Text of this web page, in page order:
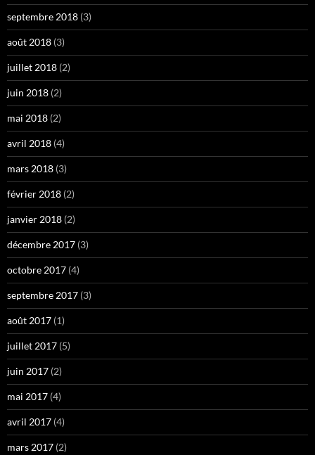
septembre 2018 (3)
août 2018 (3)
juillet 2018 (2)
juin 2018 (2)
mai 2018 (2)
avril 2018 (4)
mars 2018 (3)
février 2018 (2)
janvier 2018 (2)
décembre 2017 (3)
octobre 2017 (4)
septembre 2017 (3)
août 2017 (1)
juillet 2017 (5)
juin 2017 (2)
mai 2017 (4)
avril 2017 (4)
mars 2017 (2)